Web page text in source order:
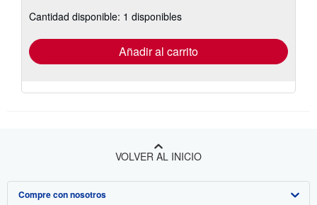
las
tarifas
envío
Cantidad disponible: 1 disponibles
Añadir al carrito
VOLVER AL INICIO
Compre con nosotros